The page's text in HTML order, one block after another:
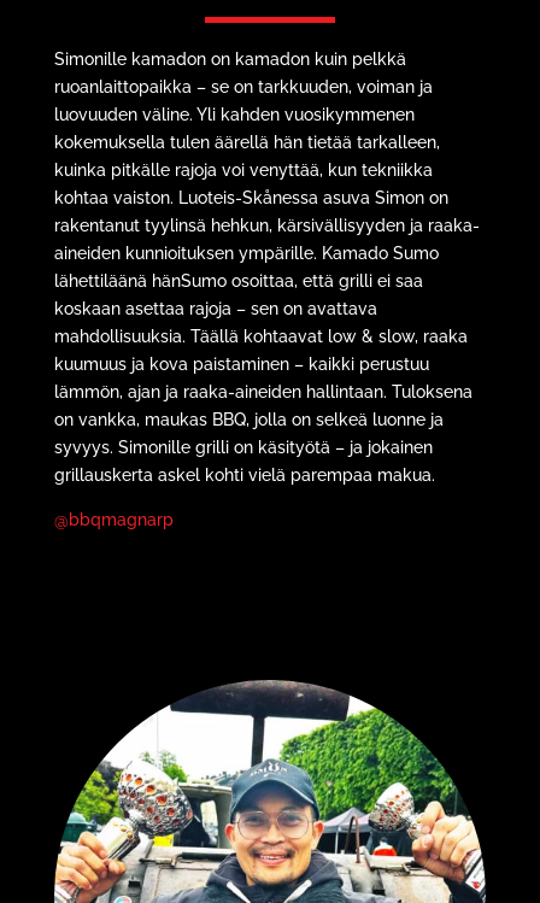
Simonille kamadon on kamadon kuin pelkkä
ruoanlaittopaikka – se on tarkkuuden, voiman ja
luovuuden väline. Yli kahden vuosikymmenen
kokemuksella tulen äärellä hän tietää tarkalleen,
kuinka pitkälle rajoja voi venyttää, kun tekniikka
kohtaa vaiston. Luoteis-Skånessa asuva Simon on
rakentanut tyylinsä hehkun, kärsivällisyyden ja raaka-
aineiden kunnioituksen ympärille. Kamado Sumo
lähettiläänä hänSumo osoittaa, että grilli ei saa
koskaan asettaa rajoja – sen on avattava
mahdollisuuksia. Täällä kohtaavat low & slow, raaka
kuumuus ja kova paistaminen – kaikki perustuu
lämmön, ajan ja raaka-aineiden hallintaan. Tuloksena
on vankka, maukas BBQ, jolla on selkeä luonne ja
syvyys. Simonille grilli on käsityötä – ja jokainen
grillauskerta askel kohti vielä parempaa makua.
@bbqmagnarp